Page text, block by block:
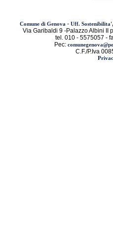
Comune di Genova - Uff.
Via Garibaldi 9 -Palazzo Albini II
tel. 010 - 5575057 -
Pec:
C.F./P.Iva